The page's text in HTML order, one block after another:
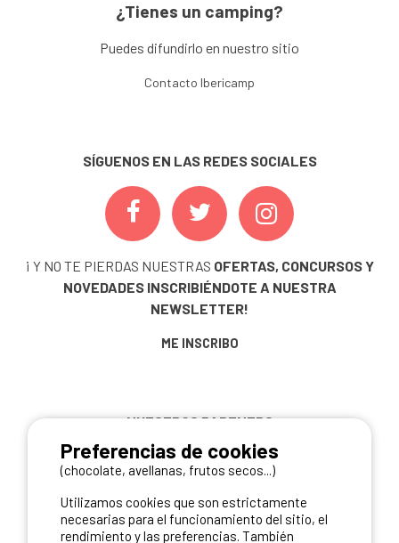
¿Tienes un camping?
Puedes difundirlo en nuestro sitio
Contacto Ibericamp
SÍGUENOS EN LAS REDES SOCIALES
¡ Y NO TE PIERDAS NUESTRAS OFERTAS, CONCURSOS Y
NOVEDADES INSCRIBIÉNDOTE A NUESTRA
NEWSLETTER!
ME INSCRIBO
NUESTROS PARTNERS
Preferencias de cookies
(chocolate, avellanas, frutos secos...)
Utilizamos cookies que son estrictamente
necesarias para el funcionamiento del sitio, el
rendimiento y las preferencias. También